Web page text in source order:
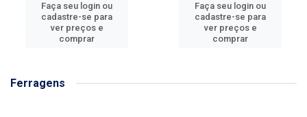
Faça seu login ou
cadastre-se para
ver preços e
comprar
Faça seu login ou
cadastre-se para
ver preços e
comprar
Ferragens